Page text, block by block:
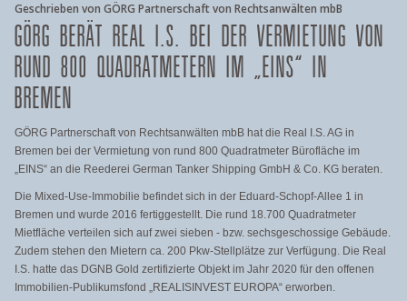
Geschrieben von GÖRG Partnerschaft von Rechtsanwälten mbB
GÖRG BERÄT REAL I.S. BEI DER VERMIETUNG VON
RUND 800 QUADRATMETERN IM „EINS“ IN
BREMEN
GÖRG Partnerschaft von Rechtsanwälten mbB hat die Real I.S. AG in
Bremen bei der Vermietung von rund 800 Quadratmeter Bürofläche im
„EINS“ an die Reederei German Tanker Shipping GmbH & Co. KG beraten.
Die Mixed-Use-Immobilie befindet sich in der Eduard-Schopf-Allee 1 in
Bremen und wurde 2016 fertiggestellt. Die rund 18.700 Quadratmeter
Mietfläche verteilen sich auf zwei sieben - bzw. sechsgeschossige Gebäude.
Zudem stehen den Mietern ca. 200 Pkw-Stellplätze zur Verfügung. Die Real
I.S. hatte das DGNB Gold zertifizierte Objekt im Jahr 2020 für den offenen
Immobilien-Publikumsfond „REALISINVEST EUROPA“ erworben.